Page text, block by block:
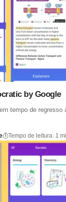
by Google
tempo de regresso
Tempo de leitura: 1